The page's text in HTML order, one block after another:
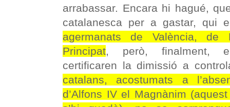
arrabassar. Encara hi hagué,
catalanesca per a gastar, qui
agermanats de València,
Principat, però, finalment,
certificaren la dimissió a
catalans, acostumats a
d’Alfons IV el Magnànim